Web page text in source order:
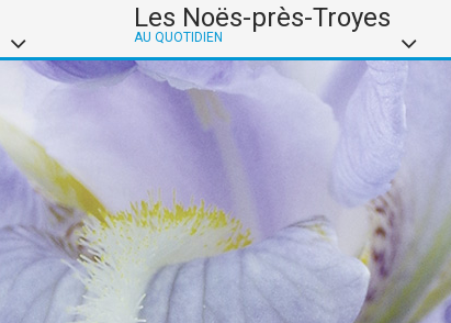
Les Noës-près-Troyes
AU QUOTIDIEN